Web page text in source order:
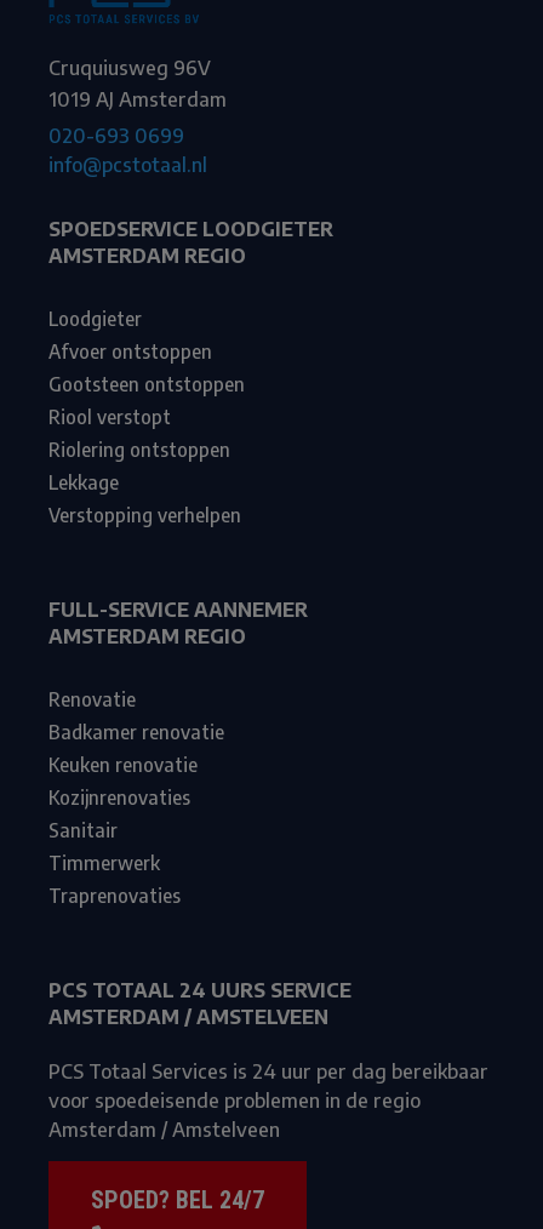
Cruquiusweg 96V
1019 AJ Amsterdam
020-693 0699
info@pcstotaal.nl
SPOEDSERVICE LOODGIETER
AMSTERDAM REGIO
Loodgieter
Afvoer ontstoppen
Gootsteen ontstoppen
Riool verstopt
Riolering ontstoppen
Lekkage
Verstopping verhelpen
FULL-SERVICE AANNEMER
AMSTERDAM REGIO
Renovatie
Badkamer renovatie
Keuken renovatie
Kozijnrenovaties
Sanitair
Timmerwerk
Traprenovaties
PCS TOTAAL 24 UURS SERVICE
AMSTERDAM / AMSTELVEEN
PCS Totaal Services is 24 uur per dag bereikbaar
voor spoedeisende problemen in de regio
Amsterdam / Amstelveen
SPOED? BEL 24/7